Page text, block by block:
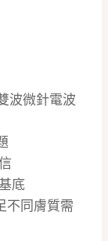
波微針電波
底
不同膚質需